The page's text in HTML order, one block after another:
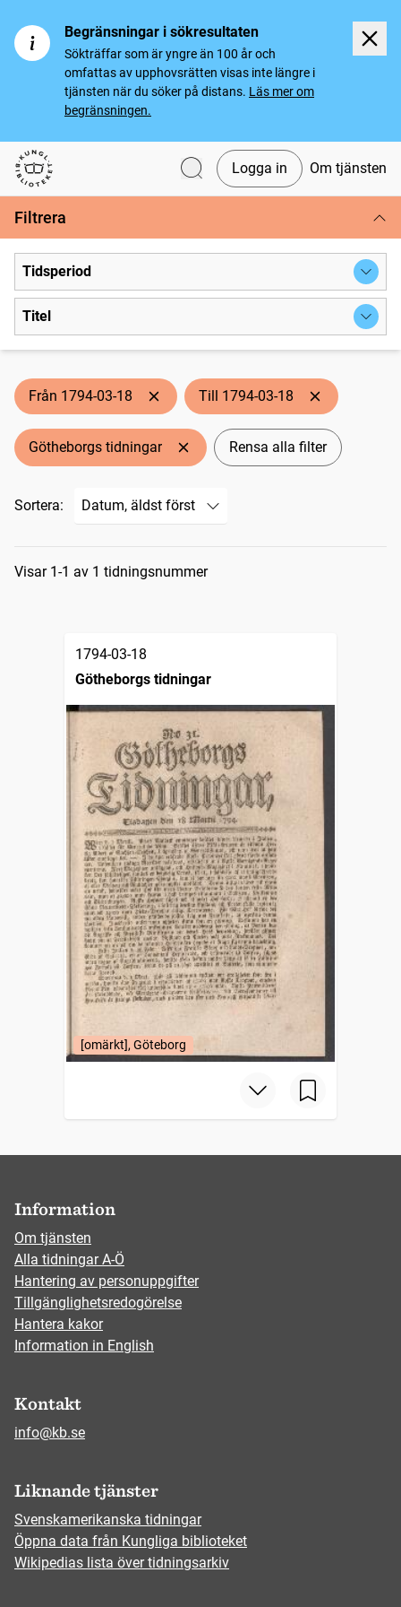
Begränsningar i sökresultaten
Sökträffar som är yngre än 100 år och
omfattas av upphovsrätten visas inte längre i
tjänsten när du söker på distans. Läs mer om
begränsningen.
Svenska tidningar
Logga in Om tjänsten
Filtrera
Tidsperiod
Titel
Från 1794-03-18 Till 1794-03-18
Götheborgs tidningar Rensa alla filter
Sortera:
Sökresultat
Visar 1-1 av 1 tidningsnummer
1794-03-18
Götheborgs tidningar
[omärkt], Göteborg
Information
Om tjänsten
Alla tidningar A-Ö
Hantering av personuppgifter
Tillgänglighetsredogörelse
Hantera kakor
Information in English
Kontakt
info@kb.se
Liknande tjänster
Svenskamerikanska tidningar
Öppna data från Kungliga biblioteket
Wikipedias lista över tidningsarkiv